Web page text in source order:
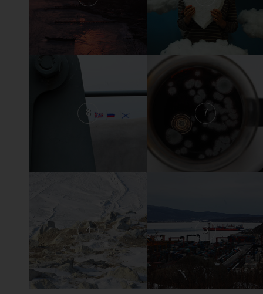
8 7
4 3